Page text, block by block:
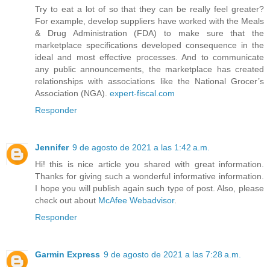
Try to eat a lot of so that they can be really feel greater?
For example, develop suppliers have worked with the Meals
& Drug Administration (FDA) to make sure that the
marketplace specifications developed consequence in the
ideal and most effective processes. And to communicate
any public announcements, the marketplace has created
relationships with associations like the National Grocer’s
Association (NGA). expert-fiscal.com
Responder
Jennifer 9 de agosto de 2021 a las 1:42 a.m.
Hi! this is nice article you shared with great information.
Thanks for giving such a wonderful informative information.
I hope you will publish again such type of post. Also, please
check out about McAfee Webadvisor.
Responder
Garmin Express 9 de agosto de 2021 a las 7:28 a.m.